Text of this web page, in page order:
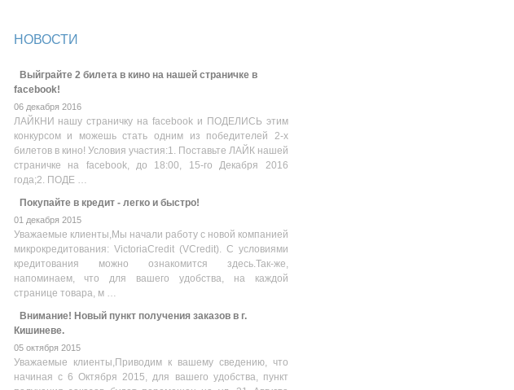
НОВОСТИ
Выйграйте 2 билета в кино на нашей страничке в
facebook!
06 декабря 2016
ЛАЙКНИ нашу страничку на facebook и ПОДЕЛИСЬ этим
конкурсом и можешь стать одним из победителей 2-х
билетов в кино! Условия участия:1. Поставьте ЛАЙК нашей
страничке на facebook, до 18:00, 15-го Декабря 2016
года;2. ПОДЕ …
Покупайте в кредит - легко и быстро!
01 декабря 2015
Уважаемые клиенты,Мы начали работу с новой компанией
микрокредитования: VictoriaCredit (VCredit). С условиями
кредитования можно ознакомится здесь.Так-же,
напоминаем, что для вашего удобства, на каждой
странице товара, м …
Внимание! Новый пункт получения заказов в г.
Кишиневе.
05 октября 2015
Уважаемые клиенты,Приводим к вашему сведению, что
начиная с 6 Октября 2015, для вашего удобства, пункт